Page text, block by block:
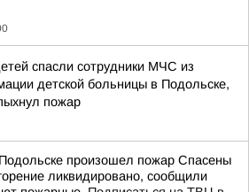
спасли сотрудники МЧС из
детской больницы в Подольске,
пожар
произошел пожар Спасены
ликвидировано, сообщили